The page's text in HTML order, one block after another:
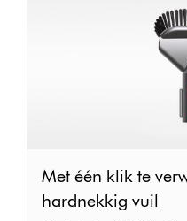
Met
één
Met één klik te
hardnekkig vuil